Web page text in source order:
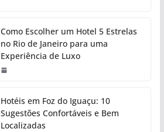
Como Escolher um Hotel 5 Estrelas
no Rio de Janeiro para uma
Experiência de Luxo
Hotéis em Foz do Iguaçu: 10
Sugestões Confortáveis e Bem
Localizadas